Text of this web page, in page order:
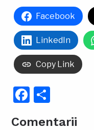
Facebook
LinkedIn
Copy Link
Facebook
Comentarii